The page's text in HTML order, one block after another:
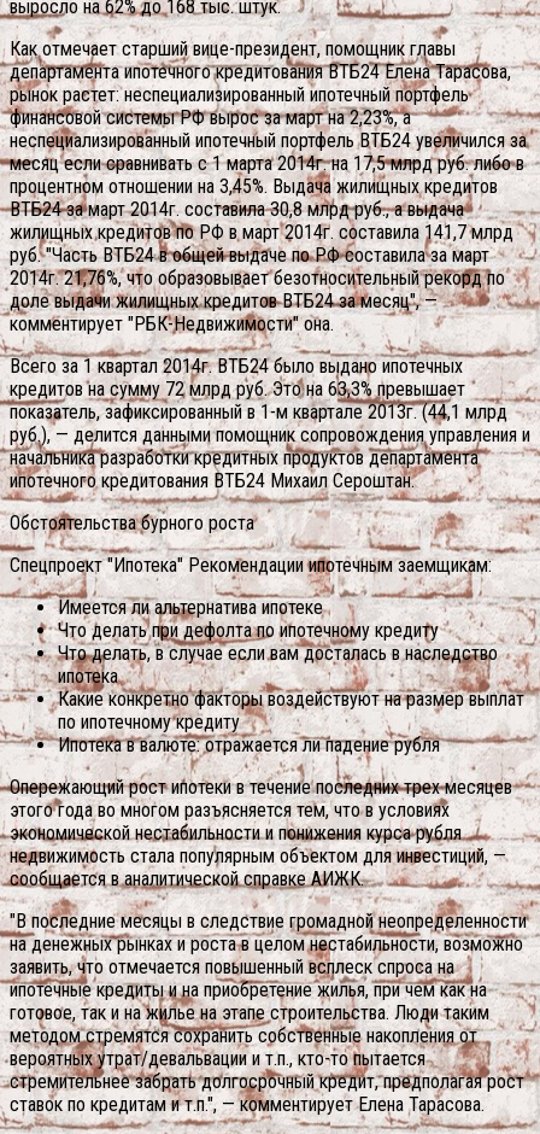
выросло на 62% до 168 тыс. штук.
Как отмечает старший вице-президент, помощник главы
департамента ипотечного кредитования ВТБ24 Елена Тарасова,
рынок растет: неспециализированный ипотечный портфель
финансовой системы РФ вырос за март на 2,23%, а
неспециализированный ипотечный портфель ВТБ24 увеличился за
месяц если сравнивать с 1 марта 2014г. на 17,5 млрд руб. либо в
процентном отношении на 3,45%. Выдача жилищных кредитов
ВТБ24 за март 2014г. составила 30,8 млрд руб., а выдача
жилищных кредитов по РФ в март 2014г. составила 141,7 млрд
руб. "Часть ВТБ24 в общей выдаче по РФ составила за март
2014г. 21,76%, что образовывает безотносительный рекорд по
доле выдачи жилищных кредитов ВТБ24 за месяц", —
комментирует "РБК-Недвижимости" она.
Всего за 1 квартал 2014г. ВТБ24 было выдано ипотечных
кредитов на сумму 72 млрд руб. Это на 63,3% превышает
показатель, зафиксированный в 1-м квартале 2013г. (44,1 млрд
руб.), — делится данными помощник сопровождения управления и
начальника разработки кредитных продуктов департамента
ипотечного кредитования ВТБ24 Михаил Сероштан.
Обстоятельства бурного роста
Спецпроект "Ипотека" Рекомендации ипотечным заемщикам:
Имеется ли альтернатива ипотеке
Что делать при дефолта по ипотечному кредиту
Что делать, в случае если вам досталась в наследство
ипотека
Какие конкретно факторы воздействуют на размер выплат
по ипотечному кредиту
Ипотека в валюте: отражается ли падение рубля
Опережающий рост ипотеки в течение последних трех месяцев
этого года во многом разъясняется тем, что в условиях
экономической нестабильности и понижения курса рубля
недвижимость стала популярным объектом для инвестиций, —
сообщается в аналитической справке АИЖК.
"В последние месяцы в следствие громадной неопределенности
на денежных рынках и роста в целом нестабильности, возможно
заявить, что отмечается повышенный всплеск спроса на
ипотечные кредиты и на приобретение жилья, при чем как на
готовое, так и на жилье на этапе строительства. Люди таким
методом стремятся сохранить собственные накопления от
вероятных утрат/девальвации и т.п., кто-то пытается
стремительнее забрать долгосрочный кредит, предполагая рост
ставок по кредитам и т.п.", — комментирует Елена Тарасова.